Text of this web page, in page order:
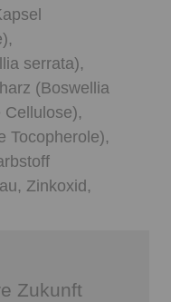
serrata),
(Boswellia
Tocopherole),
Zinkoxid,
Zukunft